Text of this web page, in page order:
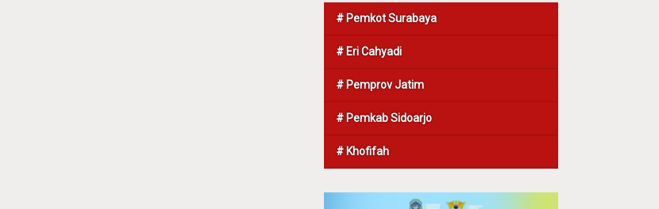
# Pemkot Surabaya
# Eri Cahyadi
# Pemprov Jatim
# Pemkab Sidoarjo
# Khofifah